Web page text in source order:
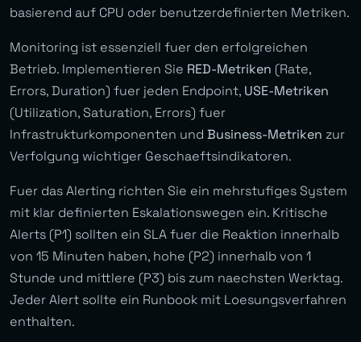
basierend auf CPU oder benutzerdefinierten Metriken.
Monitoring ist essenziell fuer den erfolgreichen
Betrieb. Implementieren Sie RED-Metriken (Rate,
Errors, Duration) fuer jeden Endpoint, USE-Metriken
(Utilization, Saturation, Errors) fuer
Infrastrukturkomponenten und Business-Metriken zur
Verfolgung wichtiger Geschaeftsindikatoren.
Fuer das Alerting richten Sie ein mehrstufiges System
mit klar definierten Eskalationswegen ein. Kritische
Alerts (P1) sollten ein SLA fuer die Reaktion innerhalb
von 15 Minuten haben, hohe (P2) innerhalb von 1
Stunde und mittlere (P3) bis zum naechsten Werktag.
Jeder Alert sollte ein Runbook mit Loesungsverfahren
enthalten.